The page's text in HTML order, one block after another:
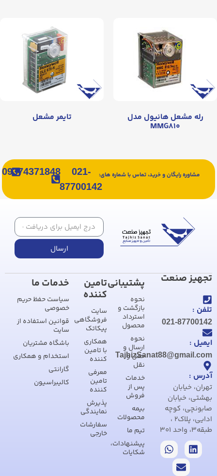
رله مشعل هانیول مدل
MMG۸۱۰
تایمر مشعل
مشاوره رایگان و خرید، تماس با شماره های:
021-
87700142
09374371848
ارسال
تجهیز صنعت
تلفن :
021-87700142
ایمیل :
TajhizSanat88@gmail.com
آدرس :
تهران، خیابان
بهشتی، خیابان
صابونچی، کوچه
ادایی، پلاک2 ،
طبقه3، واحد 301
پشتیبانی
نحوه
بازگشت و
استرداد
محصول
نحوه
ارسال و
حمل و
نقل
خدمات
پس از
فروش
بیمه
محصولات
تیم ما
پیشنهادات،
شکایات
تامین
کننده
سایت
فروشگاهی
پیکاتک
همکاری
با تامین
کننده
معرفی
تامین
کننده
پذیرش
نمایندگی
سفارشات
خارجی
خدمات ما
سیاست حفظ حریم
خصوصی
قوانین استفاده از
سایت
باشگاه مشتریان
استخدام و همکاری
گارانتی
کالیبراسیون